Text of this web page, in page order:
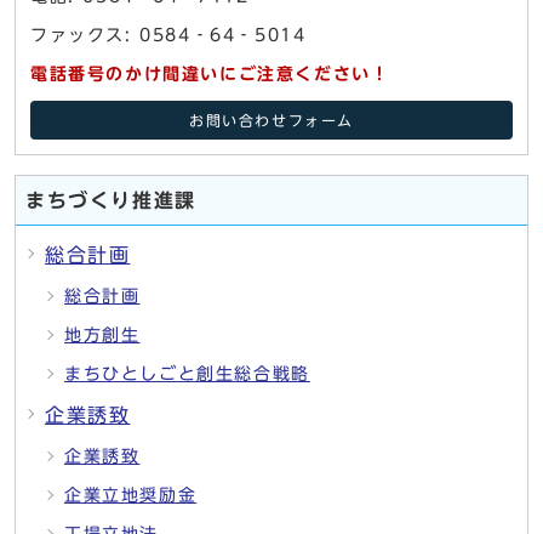
ファックス: 0584‐64‐5014
電話番号のかけ間違いにご注意ください！
お問い合わせフォーム
まちづくり推進課
総合計画
総合計画
地方創生
まちひとしごと創生総合戦略
企業誘致
企業誘致
企業立地奨励金